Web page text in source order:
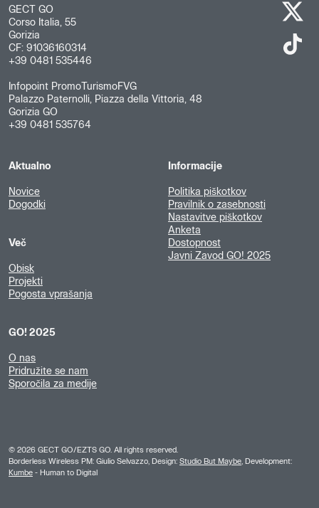
GECT GO
Corso Italia, 55
Gorizia
CF: 91036160314
+39 0481 535446
Infopoint PromoTurismoFVG
Palazzo Paternolli, Piazza della Vittoria, 48
Gorizia GO
+39 0481 535764
Aktualno
Novice
Dogodki
Več
Obisk
Projekti
Pogosta vprašanja
GO! 2025
O nas
Pridružite se nam
Sporočila za medije
Informacije
Politika piškotkov
Pravilnik o zasebnosti
Nastavitve piškotkov
Anketa
Dostopnost
Javni Zavod GO! 2025
© 2026 GECT GO/EZTS GO. All rights reserved.
Borderless Wireless PM: Giulio Selvazzo, Design: Studio But Maybe , Development:
Kumbe - Human to Digital